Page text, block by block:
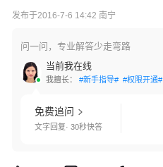
发布于2016-7-6 14:42 南宁
问一问，专业解答少走弯路
当前我在线
我擅长： #新手指导# #权限开通#
免费追问
文字回复· 30秒快答